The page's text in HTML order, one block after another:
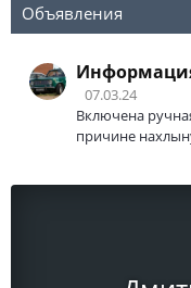
Объявления
07.03.24
Включена
причине